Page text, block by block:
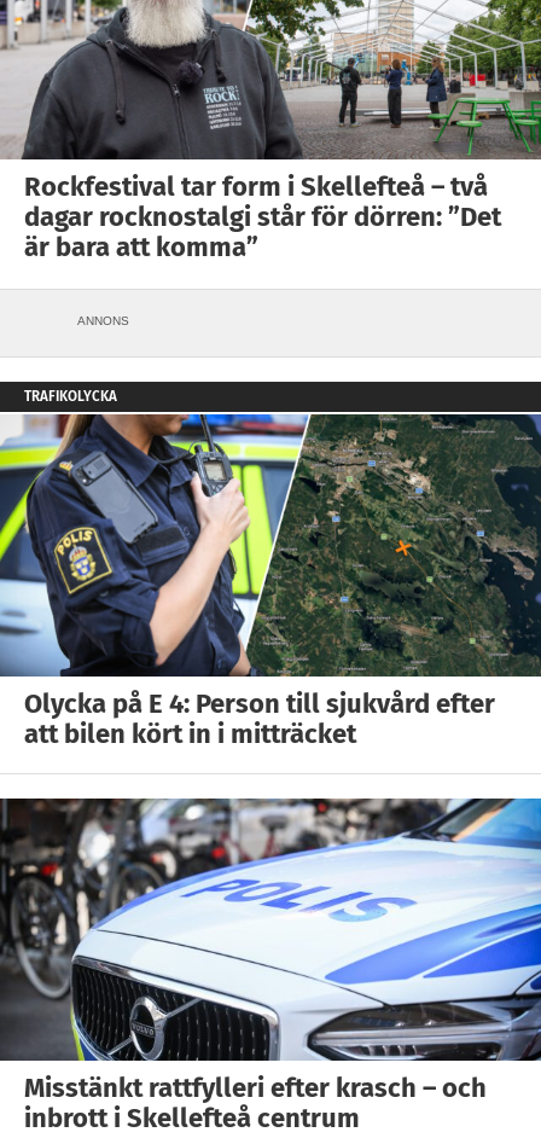
Rockfestival tar form i Skellefteå – två
dagar rocknostalgi står för dörren: ”Det
är bara att komma”
ANNONS
TRAFIKOLYCKA
Olycka på E 4: Person till sjukvård efter
att bilen kört in i mitträcket
Misstänkt rattfylleri efter krasch – och
inbrott i Skellefteå centrum